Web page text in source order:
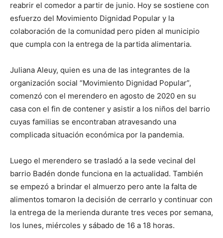
reabrir el comedor a partir de junio. Hoy se sostiene con
esfuerzo del Movimiento Dignidad Popular y la
colaboración de la comunidad pero piden al municipio
que cumpla con la entrega de la partida alimentaria.
Juliana Aleuy, quien es una de las integrantes de la
organización social “Movimiento Dignidad Popular”,
comenzó con el merendero en agosto de 2020 en su
casa con el fin de contener y asistir a los niños del barrio
cuyas familias se encontraban atravesando una
complicada situación económica por la pandemia.
Luego el merendero se trasladó a la sede vecinal del
barrio Badén donde funciona en la actualidad. También
se empezó a brindar el almuerzo pero ante la falta de
alimentos tomaron la decisión de cerrarlo y continuar con
la entrega de la merienda durante tres veces por semana,
los lunes, miércoles y sábado de 16 a 18 horas.